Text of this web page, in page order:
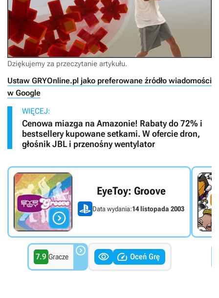
Dziękujemy za przeczytanie artykułu.
Ustaw GRYOnline.pl jako preferowane źródło wiadomości
w Google
WIĘCEJ:
Cenowa miazga na Amazonie! Rabaty do 72% i
bestsellery kupowane setkami. W ofercie dron,
głośnik JBL i przenośny wentylator

EyeToy: Groove
Data wydania:14 listopada 2003
7.9 Gracze    Oceń Grę